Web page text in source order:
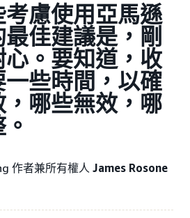
慮使用亞馬遜
佳建議是，剛
心。要知道，收
些時間，以確
哪些無效，哪
作者兼所有權人 James Rosone